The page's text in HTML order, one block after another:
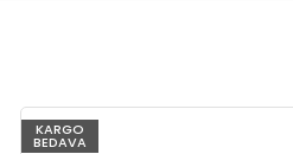
KARGO
BEDAVA